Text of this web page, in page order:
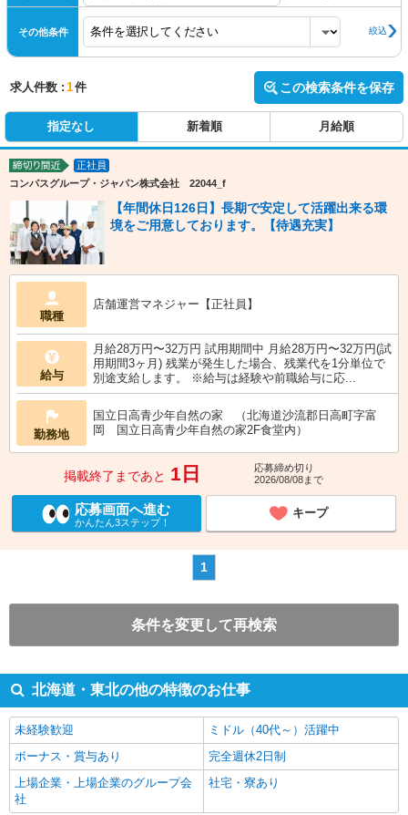
その他条件 絞込
求人件数 : 1件 この検索条件を保存
指定なし 新着順 月給順
締切り間近
正社員
コンパスグループ・ジャパン株式会社 22044_f
【年間休日126日】長期で安定して活躍出来る環
境をご用意しております。【待遇充実】
職種
店舗運営マネジャー【正社員】
給与
月給28万円〜32万円 試用期間中 月給28万円〜32万円(試
用期間3ヶ月) 残業が発生した場合、残業代を1分単位で
別途支給します。 ※給与は経験や前職給与に応...
勤務地
国立日高青少年自然の家 （北海道沙流郡日高町字富
岡 国立日高青少年自然の家2F食堂内）
掲載終了まであと 1日
応募締め切り
2026/08/08まで
応募画面へ進む
かんたん3ステップ！
キープ
1
条件を変更して再検索
北海道・東北の他の特徴のお仕事
未経験歓迎
ミドル（40代～）活躍中
ボーナス・賞与あり
完全週休2日制
上場企業・上場企業のグループ会
社
社宅・寮あり